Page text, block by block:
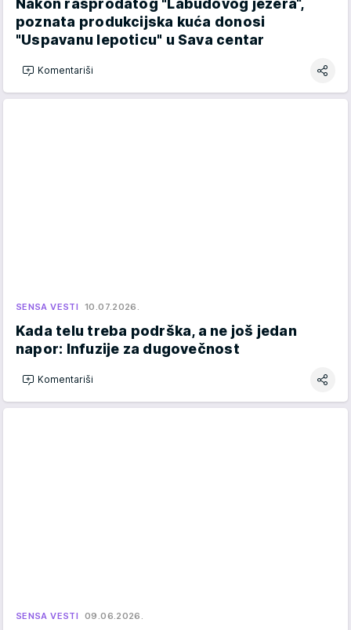
poznata produkcijska kuća donosi
"Uspavanu lepoticu" u Sava centar
Komentariši
SENSA VESTI 10.07.2026.
Kada telu treba podrška, a ne još jedan
napor: Infuzije za dugovečnost
Komentariši
SENSA VESTI 09.06.2026.